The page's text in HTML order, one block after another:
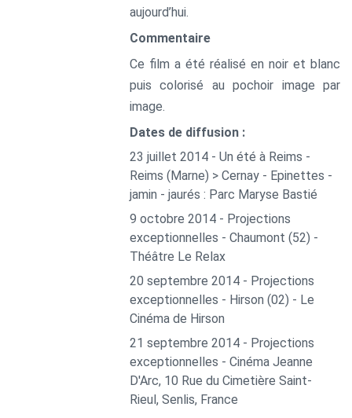
aujourd’hui.
Commentaire
Ce film a été réalisé en noir et blanc
puis colorisé au pochoir image par
image.
Dates de diffusion :
23 juillet 2014 - Un été à Reims -
Reims (Marne) > Cernay - Epinettes -
jamin - jaurés : Parc Maryse Bastié
9 octobre 2014 - Projections
exceptionnelles - Chaumont (52) -
Théâtre Le Relax
20 septembre 2014 - Projections
exceptionnelles - Hirson (02) - Le
Cinéma de Hirson
21 septembre 2014 - Projections
exceptionnelles - Cinéma Jeanne
D'Arc, 10 Rue du Cimetière Saint-
Rieul, Senlis, France